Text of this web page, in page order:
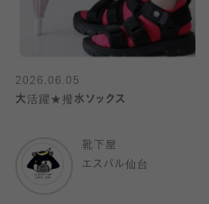
2026.06.05
大活躍★撥水ソックス
靴下屋
エスパル仙台